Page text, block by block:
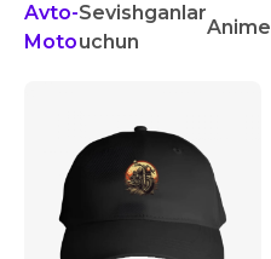
Avto-
Moto
Sevishganlar
uchun
Anime